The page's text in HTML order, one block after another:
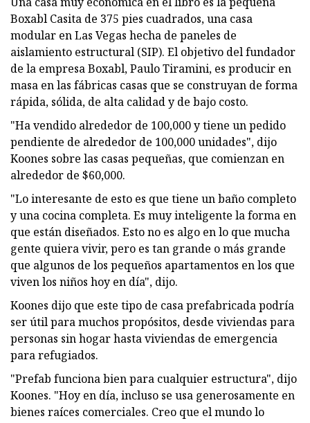
Boxabl Casita de 375 pies cuadrados, una casa
modular en Las Vegas hecha de paneles de
aislamiento estructural (SIP). El objetivo del fundador
de la empresa Boxabl, Paulo Tiramini, es producir en
masa en las fábricas casas que se construyan de forma
rápida, sólida, de alta calidad y de bajo costo.
"Ha vendido alrededor de 100,000 y tiene un pedido
pendiente de alrededor de 100,000 unidades", dijo
Koones sobre las casas pequeñas, que comienzan en
alrededor de $60,000.
"Lo interesante de esto es que tiene un baño completo
y una cocina completa. Es muy inteligente la forma en
que están diseñados. Esto no es algo en lo que mucha
gente quiera vivir, pero es tan grande o más grande
que algunos de los pequeños apartamentos en los que
viven los niños hoy en día", dijo.
Koones dijo que este tipo de casa prefabricada podría
ser útil para muchos propósitos, desde viviendas para
personas sin hogar hasta viviendas de emergencia
para refugiados.
"Prefab funciona bien para cualquier estructura", dijo
Koones. "Hoy en día, incluso se usa generosamente en
bienes raíces comerciales. Creo que el mundo lo